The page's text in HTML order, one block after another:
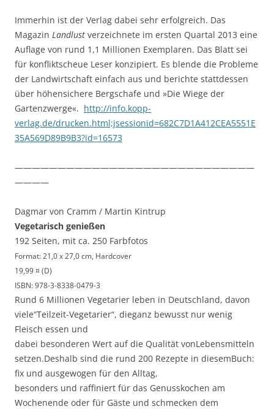
Immerhin ist der Verlag dabei sehr erfolgreich. Das
Magazin Landlust verzeichnete im ersten Quartal 2013 eine
Auflage von rund 1,1 Millionen Exemplaren. Das Blatt sei
für konfliktscheue Leser konzipiert. Es blende die Probleme
der Landwirtschaft einfach aus und berichte stattdessen
über höhensichere Bergschafe und »Die Wiege der
Gartenzwerge«. http://info.kopp-
verlag.de/drucken.html;jsessionid=682C7D1A412CEA5551E
35A569D89B9B3?id=16573
————————————————————————————
————
Dagmar von Cramm / Martin Kintrup
Vegetarisch genießen
192 Seiten, mit ca. 250 Farbfotos
Format: 21,0 x 27,0 cm, Hardcover
19,99 ¤ (D)
ISBN: 978-3-8338-0479-3
Rund 6 Millionen Vegetarier leben in Deutschland, davon
viele“Teilzeit-Vegetarier“, dieganz bewusst nur wenig
Fleisch essen und
dabei besonderen Wert auf die Qualität vonLebensmitteln
setzen.Deshalb sind die rund 200 Rezepte in diesemBuch:
fix und ausgewogen für den Alltag,
besonders und raffiniert für das Genusskochen am
Wochenende oder für Gäste und schmecken dem